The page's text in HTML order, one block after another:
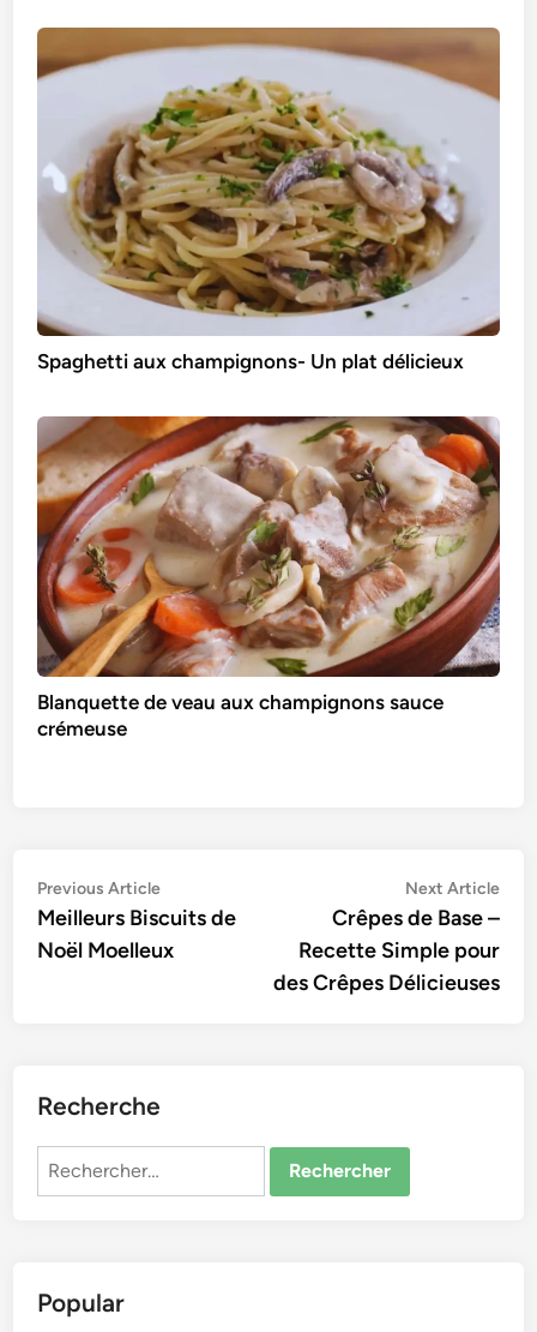
Spaghetti aux champignons- Un plat délicieux
Blanquette de veau aux champignons sauce
crémeuse
Navigation
de
l’article
Previous ArticlePrevious
article:
Meilleurs Biscuits de
Noël Moelleux
Next Article
Crêpes de Base –
Recette Simple pour
des Crêpes Délicieuses
Recherche
Rechercher :
Popular